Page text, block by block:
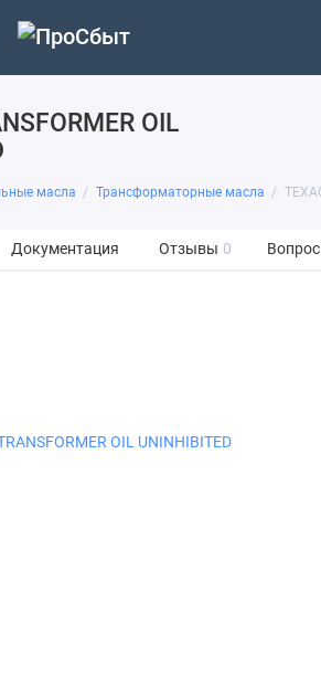
OIL
масла Трансформаторные масла
Документация Отзывы 0